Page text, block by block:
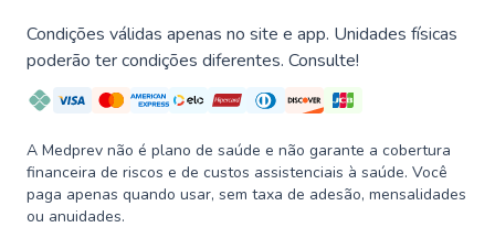
Condições válidas apenas no site e app. Unidades físicas
poderão ter condições diferentes. Consulte!
A Medprev não é plano de saúde e não garante a cobertura
financeira de riscos e de custos assistenciais à saúde. Você
paga apenas quando usar, sem taxa de adesão, mensalidades
ou anuidades.